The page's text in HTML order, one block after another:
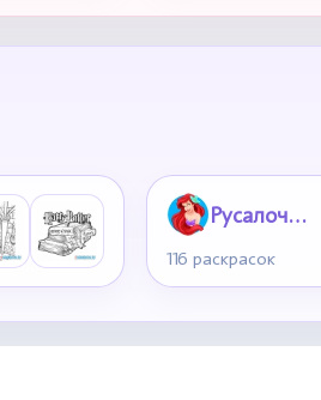
Русалочка Ариэль
116 раскрасок